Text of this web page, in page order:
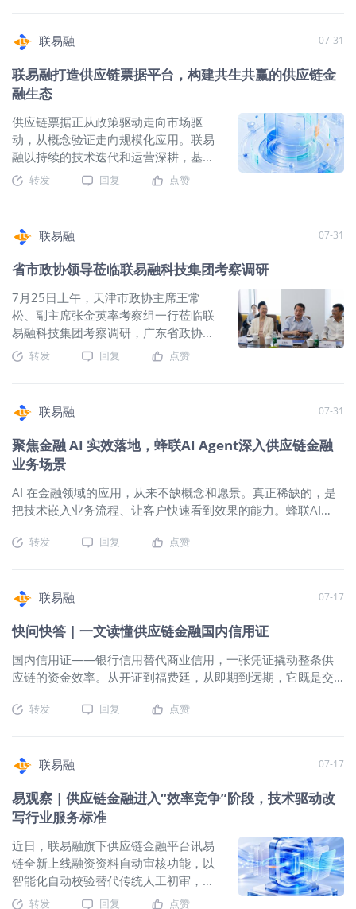
盖面、降低实体经济融资成本。截至
2025年末，联易融已累计为超过43万家
中小微企业提供高效便捷的数字普惠金
融科技服务。通过自研讯易链SaaS平台
完成融资的中小微企业，平均融资成本
仅为2.85%，切实缓解了"融资难、融资
贵、融资慢"的行业痛点。 在技术创新层
面，联易融自主研发垂直领域大模型
LDP-GPT，并基于该大模型推出蜂联AI
业务场景。2025年，蜂联AI Agent已成
功落地渣打银行等42家境内外金融机构
与产业龙头，技术落地实现业务处理效
率提升20倍，关键环节准确率高达
99%。创新打造的“OC
用培训，说的就能做 零成本上手。输入
一句话，Agent 自动理解意图、规划任
务步骤、串联多个系统。从“上传发票 →
分析 → 返回审核结论”，全程在对话框
将发票、合同、单据等原始文件批量拖
入，系统自动识别分类、交叉比对，3
分钟内输出审核结论、风险提示，甚至
直接生成审核报告。 不用跑各种系统，
定 新项目落地、业务规则变动不再走开
发流程。在对话区直接描述审核要求
——“对 A 类客户放宽某条件”、“对某行
务链路，多岗位全流程可用 客户经理 客
户洞察、尽调、业务资料初审、中登查
询登记、贷后监控 合规法务 合同审查、
合同比对、风险条款识别、法律文书检
验、放款条件核验、风险识别、政策解
读 运营管理 监控预警、贷后台账 跳出
工具属性 以垂直 AI 重定义供应链金融
审核 真正的行业垂直 AI，绝非通用大模
型简单叠加行业表层包装。它扎根行业
底层
不少企业所谓的“平台化”，要么是菜单堆砌，要么是数据孤岛。
策者注意： 系统割裂是效率第一杀手 资源、应用、工单、告警
各自为政，每次排查都是一次“人工拼接”的过程。 平台数据难
以沉淀 每次故障处理完就完了，没有结构化复盘。同一个坑，
不同的人反复踩。平台使用数据、运营动作、故障案例，散落
在不同系统的角落里，无法形成组织级经验。 AI 落地缺乏可信
底座 大模型不是不想用，是没法用。模型给不出可信结论。强
行接入只会得到一堆“正确的废话”。 跳出工具堆叠思维： 蜂云
资源、应用、流程和资产四套体系没有打通，每一次故障排查
就仍然是人肉拼接信息，每换一个人就从头查起。 为此，联易
融打造了面向 AI 时代的云原生全栈运营底座——BeeCloud 蜂
云平台，将云资源、应用交付、流程资产和大模型治理放进同
一个运营闭环。 截至目前，BeeCloud 已承载 112 个业务系统
完成 DevOps 2.0 迁移，历史运维服务可用性达 99.95%+。 平
台跨域治理 实现五大场景落地应用 BeeCloud 区别于传统运维
后台的核心壁垒，是它把资源、应用、流程、观测、资产和模
在同一控制平
联易融 07-31
联易融打造供应链票据平台，构建共生共赢的供应链金
融生态
供应链票据正从政策驱动走向市场驱
动，从概念验证走向规模化应用。联易
融以持续的技术迭代和运营深耕，基于
票交所标准化体系，打造供应链票据平
台，以全生命周期可视、金融资源统
品协同等五大核心能力，覆盖3000+业
务场景，助力核心企业、供应商与金融
机构构建共生共赢的供应链金融生态。
构建五大核心能力实现票据全生命周期
管理 一、全生命周期可视 让每一张票
据“有迹可循” 传统票据流转长期面临一
个普遍痛点：签发人“票出即失联”，无法
追踪票据被拆分、流转到了哪些环节、
最终由谁持有。联易融供应链票据平台
从签发到到期的全链路可视化能力——
每一笔拆分、每一次流转、每一级背书
链路均可展开追溯。 统一票据签发 支持
办理所有银行账户的票据业务，任意银
行账户直接清算；支持线上批量出票 票
据链条可视化 票据流转轨迹全貌图，随
时掌握拆分、流转及持票人信息；各级
平台票据数据看板，智能到期提醒，业
二、金融资源统筹 从“各自为战”到“一盘
棋” 票据融资大厅为集团企业统筹全口径
应付票据的授信与用信额度管理，实现
银行的保贴额度和授信资源。 票据融资
大厅 平台最核心模块，满足集团企业开
理； 一键查看各家银行报价 统一管理所
票池/银票池/财票池），引导供应商与
保贴行信息错位导致回贴率低的问题；
核心企业议价能力 汇聚票据流量入口，
变成金融机构的票据集散地，向银行议
价获取收益。 三、全票据统一渠道 一个
入口，三类票据，无缝切换 无需在多家
银行的网银系统间反复切换，无需管理
转发 回复 点赞
联易融 07-31
省市政协领导莅临联易融科技集团考察调研
7月25日上午，天津市政协主席王常
松、副主席张金英率考察组一行莅临联
易融科技集团考察调研，广东省政协主
席林克庆、深圳市政协主席林洁等省市
政协领导陪同调研。深圳市政协委员、
各位领导汇报了企业发展情况。
转发 回复 点赞
联易融 07-31
聚焦金融 AI 实效落地，蜂联AI Agent深入供应链金融
业务场景
AI 在金融领域的应用，从来不缺概念和愿景。真正稀缺的，是
把技术嵌入业务流程、让客户快速看到效果的能力。蜂联AI
蜂联AI Agent 已覆盖 10 余个重点业务场景，实现业务处理效率
味着漫长的培训周期和复杂配置。蜂联AI Agent 反过来做——
互，无需提前学习或规则配置。上传一份材料，系统自动执行
始材料，系统自动识别、整理并输出审核结论——3 分钟即可生
成审核报告。特殊审核规则也不用等开发排期——按业务需要
直接说明，发送对话即时生效。 更关键的是，一笔业务只需在
一个对话窗口完成。查企业、查发票、查中登……一连串任务，
种「说了就懂、上传就行」的交互方式，覆盖客户经理、放款
审核、授信审批、运营管理、合规法务等全业务链路岗位，让
每个岗位都能用得上的 AI 工作台真正落地。 灵活交付，快速落
地 蜂联AI Agent 的产品哲学是：越轻，越快，越容易用起来。
不需要复杂部署，不需要额外硬件投入，开通即可使用。 即便
是需要与银行核心系统或供应链金融平台深度对接的场景，蜂
联AI Agent 也不会让集成成为负担。通过标准化 API 接口统一
对接，平均接入周期缩短至 1-2 周——传统系统对接动辄以月
计，蜂联AI Agent 将其压缩到一个可预期的短周期内。 标杆客
转发 回复 点赞
联易融 07-17
快问快答 | 一文读懂供应链金融国内信用证
国内信用证——银行信用替代商业信用，一张凭证撬动整条供
应链的资金效率。从开证到福费廷，从即期到远期，它既是交
从定义、核心特征到五大业务模式，一文讲透国内信用证的底
款的书面人民币凭证，属于银行信用型跟单结算工具，仅用于
兼顾交易担保与融资的标准化金融工具。通过银行信用替代企
业商业信用，解决上下游交易互不信任痛点，同时衍生多元供
应链融资产品，底层必须依托真实贸易背景开展业务。 二、核
心特征 1.银行信用兜底，承担独立第一性付款责任 开证行独立
承担付款义务，法律效力独立于买卖双方购销合同；即便买方
经营恶化、双方产生货物质量、履约纠纷，只要受益人提交单
据与信用证条款完全相符，银行必须兑付货款，彻底规避买方
转发 回复 点赞
联易融 07-17
易观察 | 供应链金融进入“效率竞争”阶段，技术驱动改
写行业服务标准
近日，联易融旗下供应链金融平台讯易
链全新上线融资资料自动审核功能，以
智能化自动校验替代传统人工初审，在
供应商端实现“上传即审核、结果即时可
转发 回复 点赞